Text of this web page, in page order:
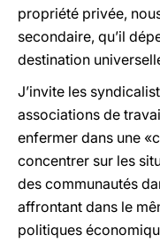
propriété privée,
secondaire, qu’il
destination
J’invite les
associations de
enfermer dans une
concentrer sur les
des communautés
affrontant dans le
politiques